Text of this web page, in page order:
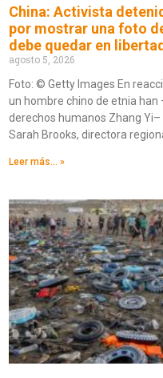
China: Activista
por mostrar una foto
debe quedar en libertad
agosto 5, 2026
Foto: © Getty Images En
un hombre chino de etnia han
derechos humanos Zhang
Sarah Brooks, directora
Leer más... »